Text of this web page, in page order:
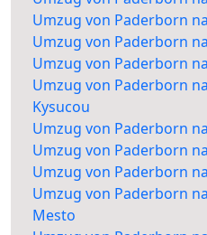
Umzug von Paderborn
Umzug von Paderborn
Umzug von Paderborn
Umzug von Paderborn
Kysucou
Umzug von Paderborn
Umzug von Paderborn
Umzug von Paderborn
Umzug von Paderborn
Mesto